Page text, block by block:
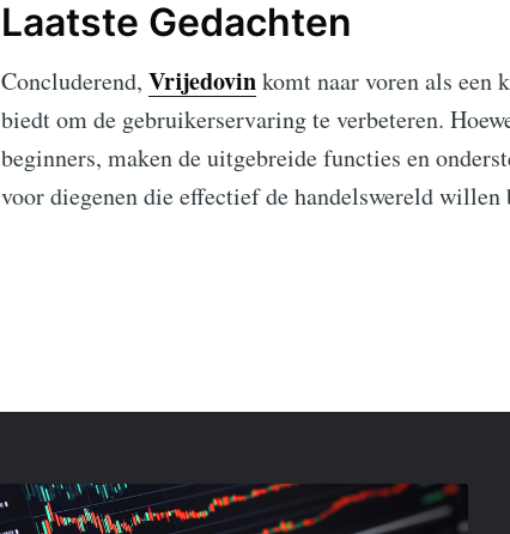
Laatste Gedachten
Concluderend, Vrijedovinkomt naar voren als een
biedt om de gebruikerservaring te verbeteren.
beginners, maken de uitgebreide functies en
voor diegenen die effectief de handelswereld willen